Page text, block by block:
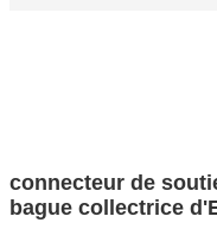
connecteur de
bague collectrice